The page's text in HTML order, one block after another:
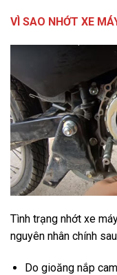
VÌ SAO NHỚT XE
Tình trạng nhớt xe
nguyên nhân chính
Do gioăng nắp